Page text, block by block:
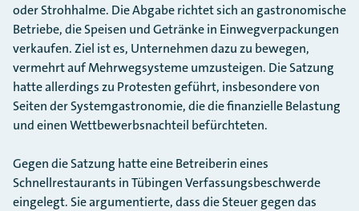
oder Strohhalme. Die Abgabe richtet sich an gastronomische
Betriebe, die Speisen und Getränke in Einwegverpackungen
verkaufen. Ziel ist es, Unternehmen dazu zu bewegen,
vermehrt auf Mehrwegsysteme umzusteigen. Die Satzung
hatte allerdings zu Protesten geführt, insbesondere von
Seiten der Systemgastronomie, die die finanzielle Belastung
und einen Wettbewerbsnachteil befürchteten.
Gegen die Satzung hatte eine Betreiberin eines
Schnellrestaurants in Tübingen Verfassungsbeschwerde
eingelegt. Sie argumentierte, dass die Steuer gegen das